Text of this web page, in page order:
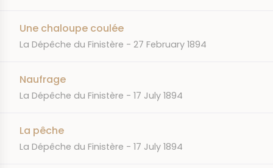
Une chaloupe coulée
JOURNAL
La Dépêche du Finistère DATE
27 February 1894
Naufrage
JOURNAL
La Dépêche du Finistère DATE
17 July 1894
La pêche
JOURNAL
La Dépêche du Finistère DATE
17 July 1894